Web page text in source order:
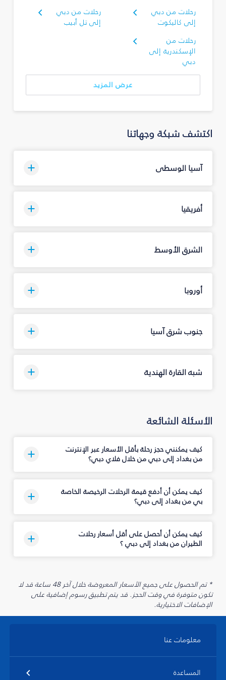
رحلات من دبي
إلى كاليكوت
رحلات من دبي
إلى تل أبيب
رحلات من
الإسكندرية إلى
دبي
عرض المزيد
اكتشف شبكة وجهاتنا
آسيا الوسطى
أفريقيا
الشرق الأوسط
أوروبا
جنوب شرق آسيا
شبه القارة الهندية
الأسئلة الشائعة
كيف يمكنني حجز رحلة بأقل الأسعار عبر الإنترنت
من بغداد إلى دبي من خلال فلاي دبي؟
كيف يمكن أن أدفع قيمة الرحلات الرخيصة الخاصة
بي من بغداد إلى دبي؟
كيف يمكن أن أحصل على أقل أسعار رحلات
الطيران من بغداد إلى دبي ؟
* تم الحصول على جميع الأسعار المعروضة خلال آخر 48 ساعة قد لا
تكون متوفرة في وقت الحجز. قد يتم تطبيق رسوم إضافية على
الإضافات الاختيارية.
معلومات عنا
المساعدة